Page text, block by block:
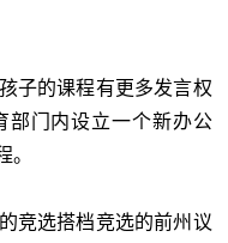
子的课程有更多发言权
部门内设立一个新办公
。
竞选搭档竞选的前州议